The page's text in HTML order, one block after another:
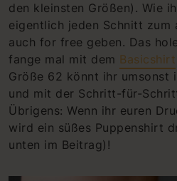
den kleinsten Größen). Wie
eigentlich jeden Schnitt zum
auch for free geben. Das
fange mal mit dem Basicshirt
Größe 62 könnt ihr umsonst
und mit der Schritt-für-
Übrigens: Wenn ihr euren
wird ein süßes Puppenshirt
unten im Beitrag)!